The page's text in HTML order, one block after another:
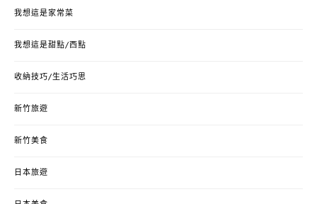
我想這是家常菜
我想這是甜點/西點
收納技巧/生活巧思
新竹旅遊
新竹美食
日本旅遊